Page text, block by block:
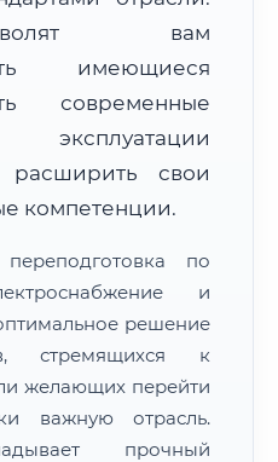
ФИС ФРДО
увеличения и просмотра
вам
имеющиеся
современные
расширить свои
компетенции.
по
и
решение
стремящихся к
желающих перейти
важную отрасль.
прочный